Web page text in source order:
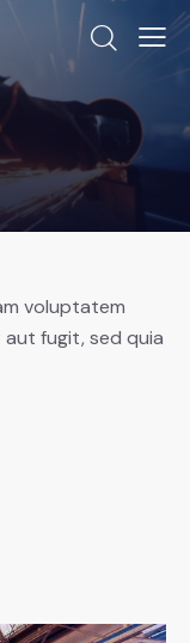
voluptatem
fugit, sed quia